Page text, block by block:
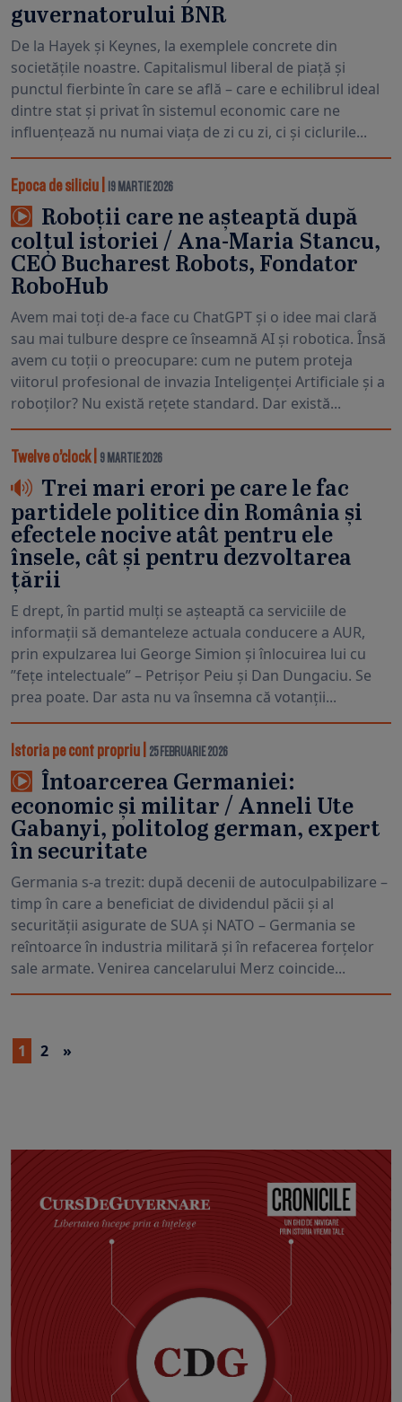
guvernatorului BNR
De la Hayek și Keynes, la exemplele concrete din
societățile noastre. Capitalismul liberal de piață și
punctul fierbinte în care se află – care e echilibrul ideal
dintre stat și privat în sistemul economic care ne
influențează nu numai viața de zi cu zi, ci și ciclurile...
Epoca de siliciu 19 MARTIE 2026
Roboții care ne așteaptă după
colțul istoriei / Ana-Maria Stancu,
CEO Bucharest Robots, Fondator
RoboHub
Avem mai toți de-a face cu ChatGPT și o idee mai clară
sau mai tulbure despre ce înseamnă AI și robotica. Însă
avem cu toții o preocupare: cum ne putem proteja
viitorul profesional de invazia Inteligenței Artificiale și a
roboților? Nu există rețete standard. Dar există...
Twelve o’clock| 9 MARTIE 2026
Trei mari erori pe care le fac
partidele politice din România și
efectele nocive atât pentru ele
însele, cât și pentru dezvoltarea
țării
E drept, în partid mulți se așteaptă ca serviciile de
informații să demanteleze actuala conducere a AUR,
prin expulzarea lui George Simion și înlocuirea lui cu
”fețe intelectuale” – Petrișor Peiu și Dan Dungaciu. Se
prea poate. Dar asta nu va însemna că votanții...
Istoria pe cont propriu 25 FEBRUARIE 2026
Întoarcerea Germaniei:
economic și militar / Anneli Ute
Gabanyi, politolog german, expert
în securitate
Germania s-a trezit: după decenii de autoculpabilizare –
timp în care a beneficiat de dividendul păcii și al
securității asigurate de SUA și NATO – Germania se
reîntoarce în industria militară și în refacerea forțelor
sale armate. Venirea cancelarului Merz coincide...
1 2 »